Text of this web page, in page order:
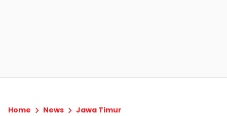
Home News Jawa Timur